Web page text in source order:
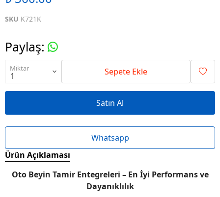
SKU K721K
Paylaş:
Miktar Sepete Ekle
Satın Al
Whatsapp
Ürün Açıklaması
Oto Beyin Tamir Entegreleri – En İyi Performans ve
Dayanıklılık